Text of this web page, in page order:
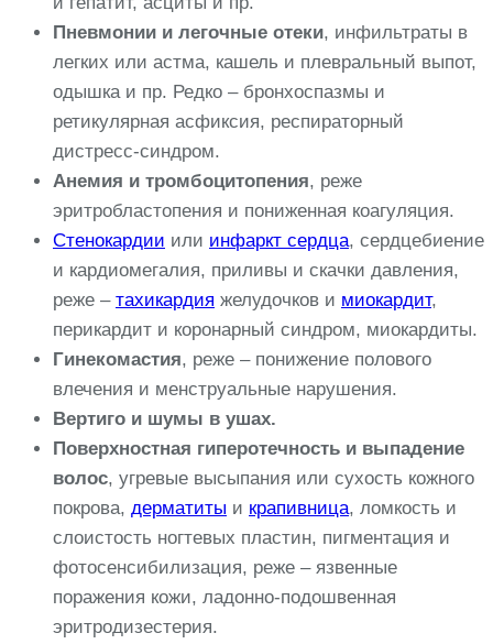
Пневмонии и легочные отеки, инфильтраты в
легких или астма, кашель и плевральный выпот,
одышка и пр. Редко – бронхоспазмы и
ретикулярная асфиксия, респираторный
дистресс-синдром.
Анемия и тромбоцитопения, реже
эритробластопения и пониженная коагуляция.
Стенокардии или инфаркт сердца, сердцебиение
и кардиомегалия, приливы и скачки давления,
реже – тахикардия желудочков и миокардит,
перикардит и коронарный синдром, миокардиты.
Гинекомастия, реже – понижение полового
влечения и менструальные нарушения.
Вертиго и шумы в ушах.
Поверхностная гиперотечность и выпадение
волос, угревые высыпания или сухость кожного
покрова, дерматиты и крапивница, ломкость и
слоистость ногтевых пластин, пигментация и
фотосенсибилизация, реже – язвенные
поражения кожи, ладонно-подошвенная
эритродизестерия.